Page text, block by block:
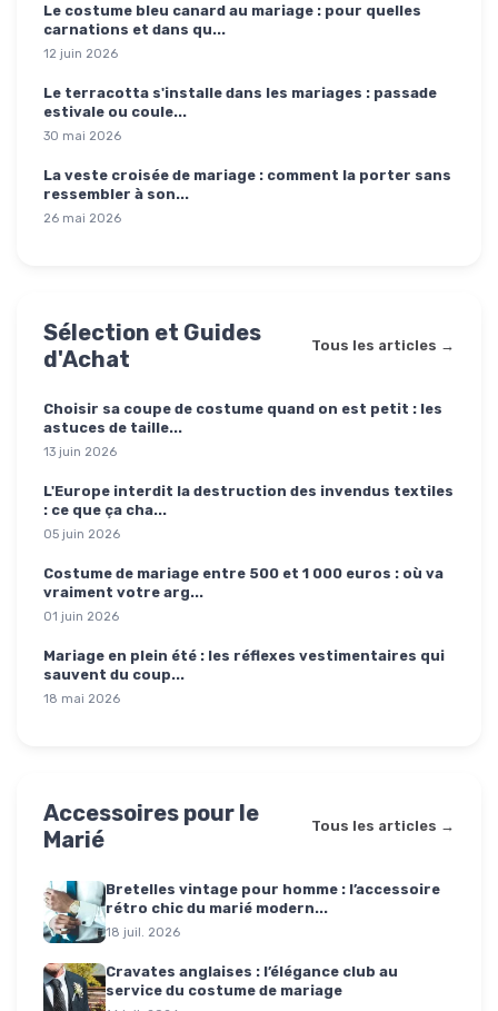
Le costume bleu canard au mariage : pour quelles
carnations et dans qu...
12 juin 2026
Le terracotta s'installe dans les mariages : passade
estivale ou coule...
30 mai 2026
La veste croisée de mariage : comment la porter sans
ressembler à son...
26 mai 2026
Sélection et Guides
d'Achat
Tous les articles →
Choisir sa coupe de costume quand on est petit : les
astuces de taille...
13 juin 2026
L'Europe interdit la destruction des invendus textiles
: ce que ça cha...
05 juin 2026
Costume de mariage entre 500 et 1 000 euros : où va
vraiment votre arg...
01 juin 2026
Mariage en plein été : les réflexes vestimentaires qui
sauvent du coup...
18 mai 2026
Accessoires pour le
Marié
Tous les articles →
Bretelles vintage pour homme : l’accessoire
rétro chic du marié modern...
18 juil. 2026
Cravates anglaises : l’élégance club au
service du costume de mariage